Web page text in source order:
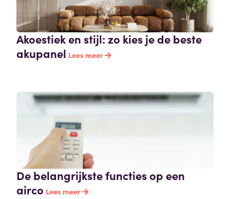
Akoestiek en stijl: zo kies je de beste
akupanel Lees meer
De belangrijkste functies op een
airco Lees meer